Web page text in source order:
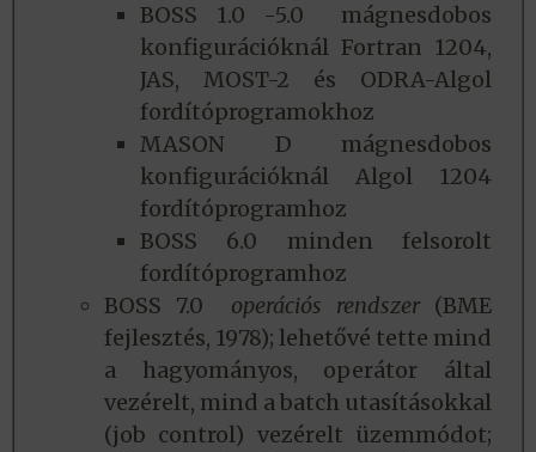
BOSS 1.0 -5.0 mágnesdobos
konfigurációknál Fortran 1204,
JAS, MOST-2 és ODRA-Algol
fordítóprogramokhoz
MASON D mágnesdobos
konfigurációknál Algol 1204
fordítóprogramhoz
BOSS 6.0 minden felsorolt
fordítóprogramhoz
BOSS 7.0 operációs rendszer (BME
fejlesztés, 1978); lehetővé tette mind
a hagyományos, operátor által
vezérelt, mind a batch utasításokkal
(job control) vezérelt üzemmódot;